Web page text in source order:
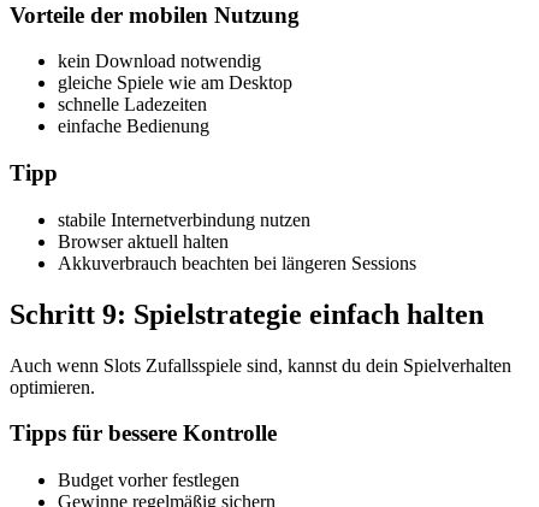
Vorteile der mobilen Nutzung
kein Download notwendig
gleiche Spiele wie am Desktop
schnelle Ladezeiten
einfache Bedienung
Tipp
stabile Internetverbindung nutzen
Browser aktuell halten
Akkuverbrauch beachten bei längeren Sessions
Schritt 9: Spielstrategie einfach halten
Auch wenn Slots Zufallsspiele sind, kannst du dein Spielverhalten
optimieren.
Tipps für bessere Kontrolle
Budget vorher festlegen
Gewinne regelmäßig sichern